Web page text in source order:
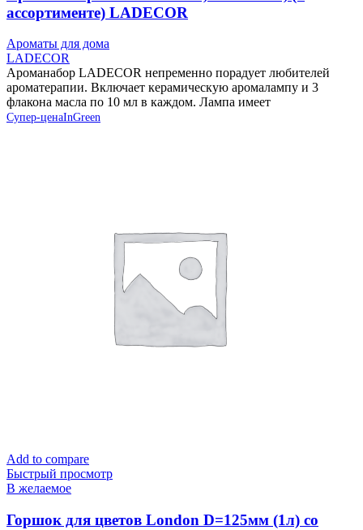
ассортименте) LADECOR
Ароматы для дома
LADECOR
Ароманабор LADECOR непременно порадует любителей
ароматерапии. Включает керамическую аромалампу и 3
флакона масла по 10 мл в каждом. Лампа имеет
Супер-ценаInGreen
Add to compare
Быстрый просмотр
В желаемое
Горшок для цветов London D=125мм (1л) со